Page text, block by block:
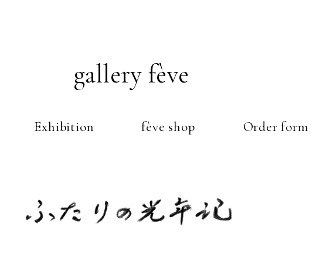
gallery fève
Exhibition fève shop Order form